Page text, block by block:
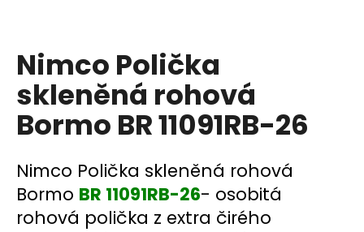
Nimco Polička
skleněná rohová
Bormo BR 11091RB-26
Nimco Polička skleněná rohová
Bormo BR 11091RB-26- osobitá
rohová polička z extra čirého
í
t
?
HLEDAT